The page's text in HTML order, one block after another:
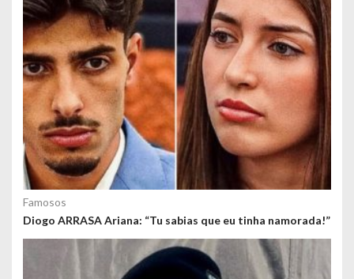
d
o
s
Famosos
Diogo ARRASA Ariana: “Tu sabias que eu tinha namorada!”